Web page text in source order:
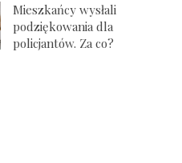
Mieszkańcy wysłali
podziękowania dla
policjantów. Za co?